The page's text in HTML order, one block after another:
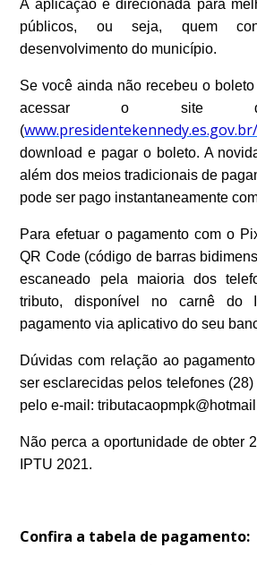
A aplicação é direcionada para
públicos, ou seja, quem
desenvolvimento do município.
Se você ainda não recebeu o
acessar o site da
(
download e pagar o boleto. A
além dos meios tradicionais de
pode ser pago instantaneamente
Para efetuar o pagamento com o
QR Code (código de barras
escaneado pela maioria dos
tributo, disponível no carnê do
pagamento via aplicativo do seu
Dúvidas com relação ao
ser esclarecidas pelos telefones
pelo e-mail:
Não perca a oportunidade de obter
IPTU 2021.
Confira a tabela de pagamento: